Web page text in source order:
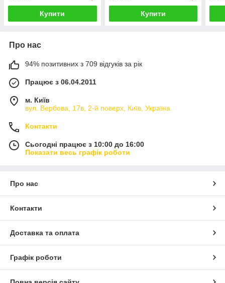
Купити Купити
Про нас
94% позитивних з 709 відгуків за рік
Працює з 06.04.2011
м. Київ
вул. Вербова, 17в, 2-й поверх, Київ, Україна
Контакти
Сьогодні працює з 10:00 до 16:00
Показати весь графік роботи
Про нас
Контакти
Доставка та оплата
Графік роботи